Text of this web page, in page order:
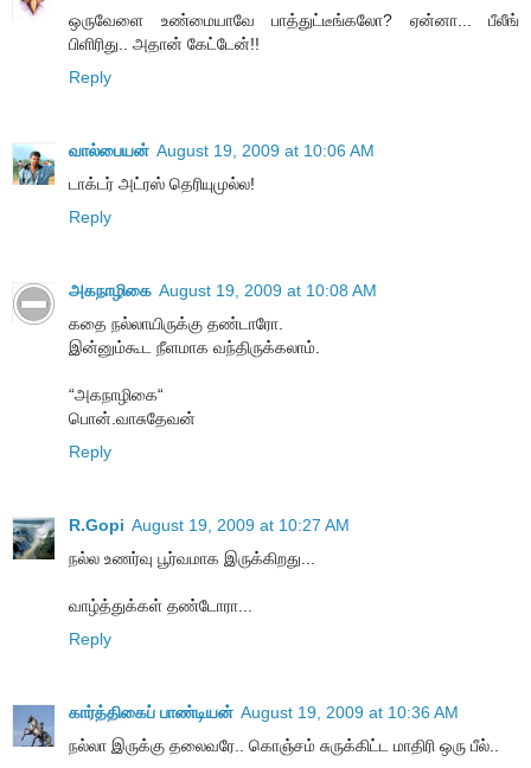
ஒருவேளை உண்மையாவே பாத்துட்டீங்கலோ? ஏன்னா... பீலீங்
பிளிரிது.. அதான் கேட்டேன்!!
Reply
வால்பையன் August 19, 2009 at 10:06 AM
டாக்டர் அட்ரஸ் தெரியுமுல்ல!
Reply
அகநாழிகை August 19, 2009 at 10:08 AM
கதை நல்லாயிருக்கு தண்டாரோ.
இன்னும்கூட நீளமாக வந்திருக்கலாம்.
“அகநாழிகை“
பொன்.வாசுதேவன்
Reply
R.Gopi August 19, 2009 at 10:27 AM
நல்ல உணர்வு பூர்வமாக இருக்கிறது...
வாழ்த்துக்கள் தண்டோரா...
Reply
கார்த்திகைப் பாண்டியன் August 19, 2009 at 10:36 AM
நல்லா இருக்கு தலைவரே.. கொஞ்சம் சுருக்கிட்ட மாதிரி ஒரு பீல்..